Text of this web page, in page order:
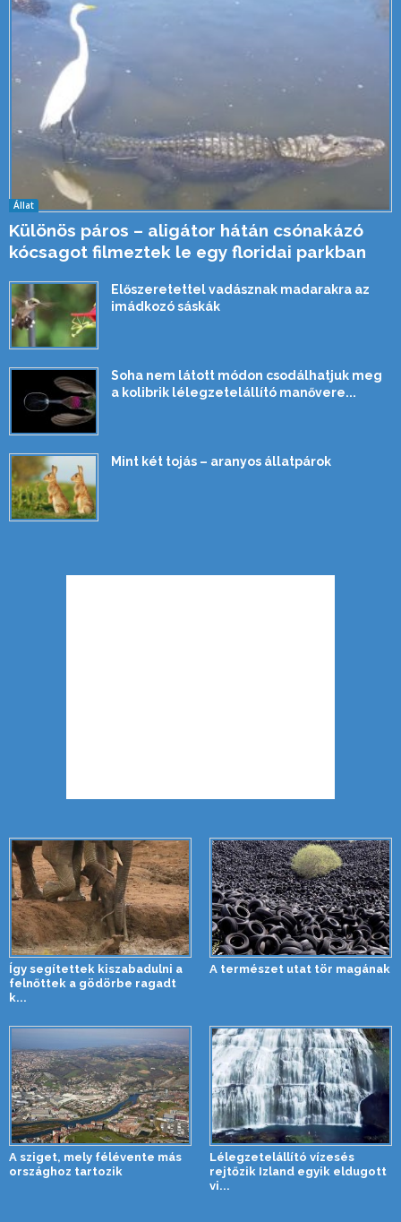
Állat
Különös páros – aligátor hátán csónakázó
kócsagot filmeztek le egy floridai parkban
Előszeretettel vadásznak madarakra az
imádkozó sáskák
Soha nem látott módon csodálhatjuk meg
a kolibrik lélegzetelállító manővere...
Mint két tojás – aranyos állatpárok
Így segítettek kiszabadulni a
felnőttek a gödörbe ragadt
k...
A természet utat tör magának
A sziget, mely félévente más
országhoz tartozik
Lélegzetelállító vízesés
rejtőzik Izland egyik eldugott
vi...